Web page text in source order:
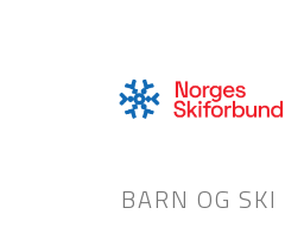
BARN OG SKI